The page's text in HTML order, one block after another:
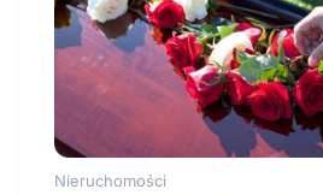
Nieruchomości